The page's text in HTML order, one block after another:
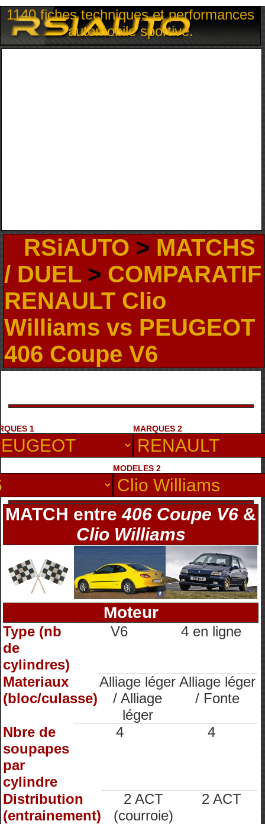
1140 fiches techniques et performances
automobile sportive.
RSiAUTO > MATCHS
/ DUEL> COMPARATIF
RENAULT Clio
Williams vs PEUGEOT
406 Coupe V6
1 MARQUES 2
MODELES 2
MATCH entre406 Coupe V6 &
Clio Williams
Moteur
Type (nb
de
cylindres)
V6 4 en ligne
Materiaux
(bloc/culasse)
Alliage léger
/ Alliage
léger
Alliage léger
/ Fonte
Nbre de
soupapes
par
cylindre
4 4
Distribution
(entrainement)
2 ACT
(courroie)
2 ACT